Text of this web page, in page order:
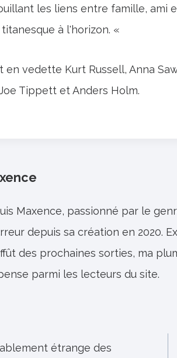
les liens entre famille, ami
à l'horizon. «
en vedette Kurt Russell, Anna
Tippett et Anders Holm.
Maxence, passionné par le
depuis sa création en 2020.
des prochaines sorties, ma
parmi les lecteurs du site.
étrange des